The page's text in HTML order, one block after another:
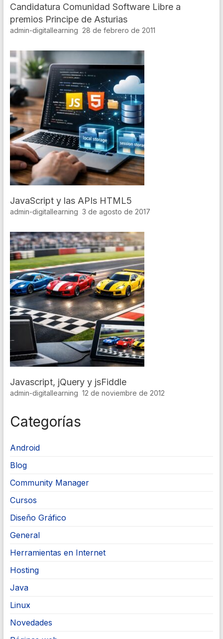
Candidatura Comunidad Software Libre a
premios Principe de Asturias
admin-digitallearning 28 de febrero de 2011
JavaScript y las APIs HTML5
admin-digitallearning 3 de agosto de 2017
Javascript, jQuery y jsFiddle
admin-digitallearning 12 de noviembre de 2012
Categorías
Android
Blog
Community Manager
Cursos
Diseño Gráfico
General
Herramientas en Internet
Hosting
Java
Linux
Novedades